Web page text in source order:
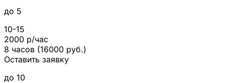
до 5
10-15
2000 р/час
8 часов (16000 руб.)
Оставить заявку
до 10